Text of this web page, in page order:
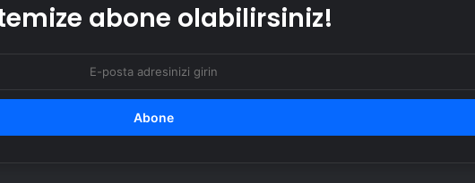
İstanbul’da kritik toplantı… Nükleer
görüşmelerde ev sahibi olacak
abone olabilirsiniz!